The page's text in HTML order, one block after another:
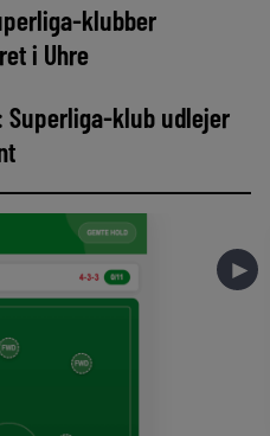
klubber
i Uhre
Superliga-klub udlejer
►